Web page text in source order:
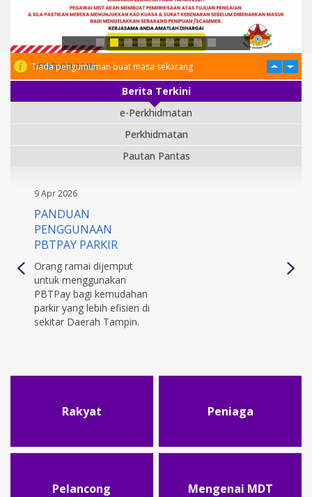
PENGUMUMAN
Tiada pengumuman buat masa sekarang
Berita Terkini
e-Perkhidmatan
Perkhidmatan
Pautan Pantas
9 Apr 2026
PANDUAN
PENGGUNAAN
PBTPAY PARKIR
Orang ramai dijemput
untuk menggunakan
PBTPay bagi kemudahan
parkir yang lebih efisien di
sekitar Daerah Tampin.
Rakyat Peniaga
Pelancong Mengenai MDT